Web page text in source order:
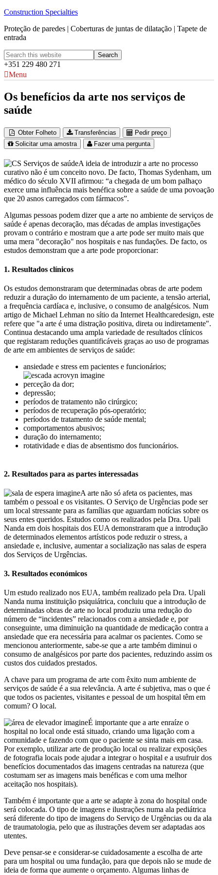
Construction Specialties
Proteção de paredes | Coberturas de juntas de dilatação | Tapete de
entrada
+351 229 480 271
Menu
Os benefícios da arte nos serviços de
saúde
Obter Folheto Transferências
Pedir preço
Solicitar uma amostra
Fazer uma pergunta
A ideia de introduzir a arte no processo
curativo não é um conceito novo. De facto, Thomas Sydenham, um
médico do século XVII afirmou: “a chegada de um bom palhaço
exerce uma influência mais benéfica sobre a saúde de uma povoação
que 20 asnos carregados com fármacos”.
Algumas pessoas podem dizer que a arte no ambiente de serviços de
saúde é apenas decoração, mas décadas de amplas investigações
provam o contrário e mostram que a arte pode ser muito mais que
uma mera "decoração" nos hospitais e nas fundações. De facto, os
estudos demonstram que a arte pode proporcionar:
1. Resultados clínicos
Os estudos demonstraram que determinadas obras de arte podem
reduzir a duração do internamento de um paciente, a tensão arterial,
a frequência cardíaca e, inclusive, o consumo de analgésicos. Num
artigo de Michael Lehman no sítio da Internet Healthcaredesign, este
refere que "a arte é uma distração positiva, direta ou indiretamente".
Continua destacando uma ampla variedade de resultados clínicos
que registaram reduções quantificáveis graças ao uso de programas
de arte em ambientes de serviços de saúde:
ansiedade e stress em pacientes e funcionários;
perceção da dor;
depressão;
períodos de tratamento não cirúrgico;
períodos de recuperação pós-operatório;
períodos de tratamento de saúde mental;
comportamentos abusivos;
duração do internamento;
rotatividade e dias de absentismo dos funcionários.
2. Resultados para as partes interessadas
A arte não só afeta os pacientes, mas
também o pessoal e os visitantes. O Serviço de Urgências pode ser
um local stressante para as famílias que aguardam notícias sobre os
seus entes queridos. Estudos como os realizados pela Dra. Upali
Nanda em dois hospitais dos EUA demonstraram que a introdução
de determinados elementos artísticos pode reduzir o stress, a
ansiedade e, inclusive, aumentar a socialização nas salas de espera
dos Serviços de Urgências.
3. Resultados económicos
Um estudo realizado nos EUA, também realizado pela Dra. Upali
Nanda numa instituição psiquiátrica, concluiu que a introdução de
determinadas obras de arte no local produziu uma redução do
número de “incidentes” relacionados com a ansiedade e, por
conseguinte, uma diminuição na quantidade de medicação contra a
ansiedade que era necessária para acalmar os pacientes. Como se
mencionou anteriormente, sabe-se que a arte também diminui o
consumo de analgésicos por parte dos pacientes, reduzindo assim os
custos dos cuidados prestados.
A chave para um programa de arte com êxito num ambiente de
serviços de saúde é a sua relevância. A arte é subjetiva, mas o que é
que todos os pacientes, visitantes e pessoal de um hospital têm em
comum? O local.
É importante que a arte enraíze o
hospital no local onde está situado, criando uma ligação com a
comunidade e fazendo com que o paciente se sinta mais em casa.
Por exemplo, utilizar arte de produção local ou realizar exposições
de fotografia locais pode ajudar a integrar o hospital e a usufruir dos
benefícios documentados das imagens centradas na natureza (que
costumam ser as imagens mais benéficas e com uma melhor
aceitação nos hospitais).
Também é importante que a arte se adapte à zona do hospital onde
será colocada. O tipo de imagens e ilustrações numa ala pediátrica
será diferente do tipo de imagens do Serviço de Urgências ou da ala
de traumatologia, pelo que as ilustrações devem ser adaptadas aos
utentes.
Deve pensar-se e considerar-se cuidadosamente a escolha de arte
para um hospital ou uma fundação, para que depois não se mude de
ideia de forma que aumente o orçamento. Algumas linhas de